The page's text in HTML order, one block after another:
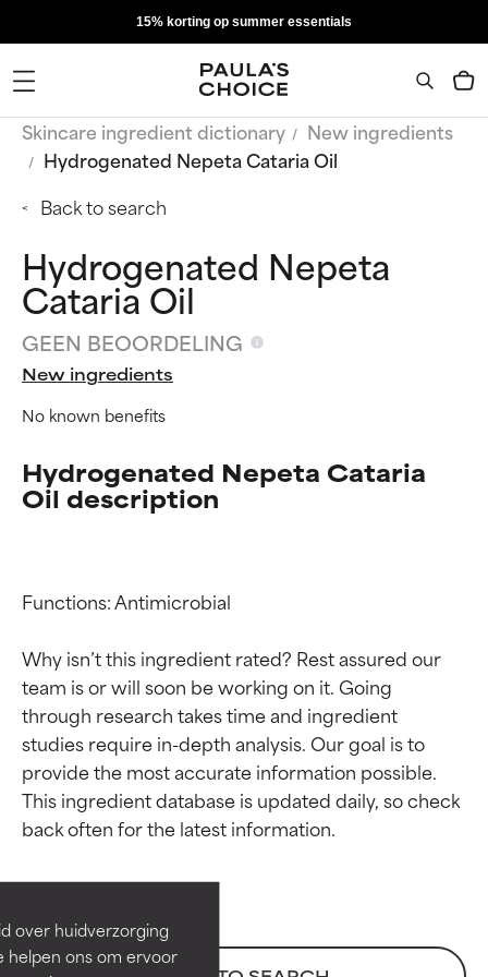
over huidverzorging
helpen ons om ervoor
15% korting op summer essentials
Skincare ingredient dictionary
New ingredients
Hydrogenated Nepeta Cataria Oil
Back to search
Hydrogenated Nepeta
Cataria Oil
GEEN BEOORDELING
New ingredients
No known benefits
Hydrogenated Nepeta Cataria
Oil description
Functions: Antimicrobial
Why isn’t this ingredient rated? Rest assured our
team is or will soon be working on it. Going
through research takes time and ingredient
studies require in-depth analysis. Our goal is to
provide the most accurate information possible.
This ingredient database is updated daily, so check
Beoordelingen van
ingrediënten
Bewezen en ondersteund door
onafhankelijk onderzoek.
Beoordelingen van
ingrediënten
Bewezen en ondersteund door
onafhankelijk onderzoek.